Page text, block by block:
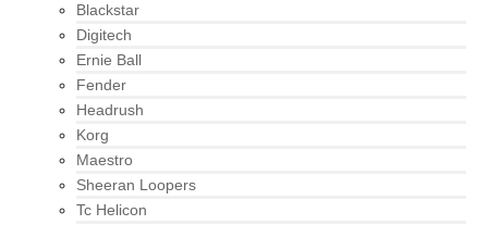
Blackstar
Digitech
Ernie Ball
Fender
Headrush
Korg
Maestro
Sheeran Loopers
Tc Helicon